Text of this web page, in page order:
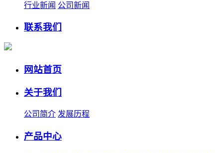
行业新闻 公司新闻
联系我们
网站首页
关于我们
公司简介 发展历程
产品中心